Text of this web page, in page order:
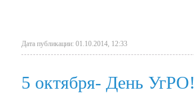
Дата публикации: 01.10.2014, 12:33
5 октября- День УгРО!